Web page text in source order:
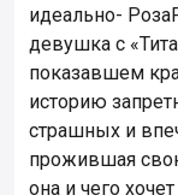
идеально-
девушка с
показавшем
историю
страшных и
прожившая
она и чего